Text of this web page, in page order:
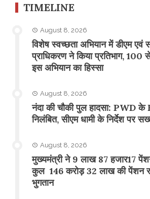
TIMELINE
August 8, 2026
विशेष स्वच्छता अभियान में डीएम एवं
प्राधिकरण ने किया प्रतिभाग,
इस अभियान का हिस्सा
August 8, 2026
नंदा की चौकी पुल हादसा: PWD
निलंबित, सीएम धामी के निर्देश पर
August 8, 2026
मुख्यमंत्री ने 9 लाख 87 हजार17 पेंशन
कुल 146 करोड़ 32 लाख की पेंशन
भुगतान